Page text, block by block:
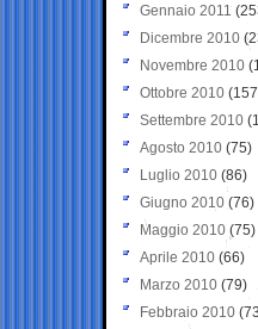
Gennaio 2011
Dicembre 2010
Novembre 2010
Ottobre 2010
Settembre 2010
Agosto 2010 (75)
Luglio 2010 (86)
Giugno 2010 (76)
Maggio 2010 (75)
Aprile 2010 (66)
Marzo 2010 (79)
Febbraio 2010